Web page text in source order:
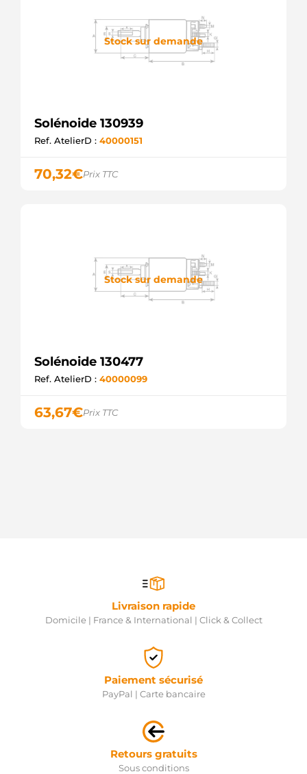
Stock sur demande
Solénoide 130939
Ref. AtelierD : 40000151
70,32€Prix TTC
Stock sur demande
Solénoide 130477
Ref. AtelierD : 40000099
63,67€Prix TTC
Livraison rapide
Domicile | France & International | Click & Collect
Paiement sécurisé
PayPal | Carte bancaire
Retours gratuits
Sous conditions